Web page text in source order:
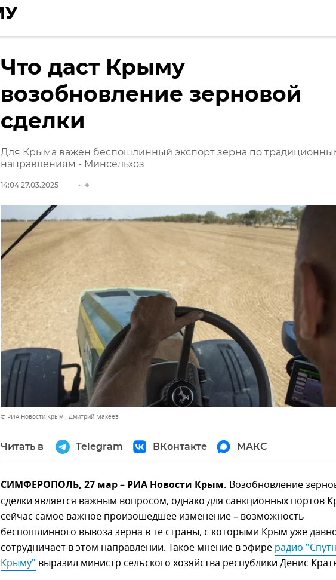
Что даст Крыму
возобновление зерновой
сделки
Для Крыма важен беспошлинный экспорт зерна по
направлениям - Минсельхоз
14:04 27.03.2025
© РИА Новости Крым . Дмитрий Макеев
Читать в Telegram ВКонтакте МАКС
СИМФЕРОПОЛЬ, 27 мар – РИА Новости Крым. Возобновление
сделки является важным вопросом, однако для санкционных портов
сейчас самое важное произошедшее изменение – возможность
беспошлинного вывоза зерна в те страны, с которыми Крым уже
сотрудничает в этом направлении. Такое мнение в эфире радио
Крыму" выразил министр сельского хозяйства республики Денис